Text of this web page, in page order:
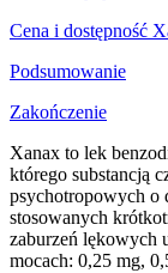
Cena i dostępność
Podsumowanie
Zakończenie
Xanax to lek
którego substancją
psychotropowych o
stosowanych
zaburzeń lękowych
mocach: 0,25 mg,